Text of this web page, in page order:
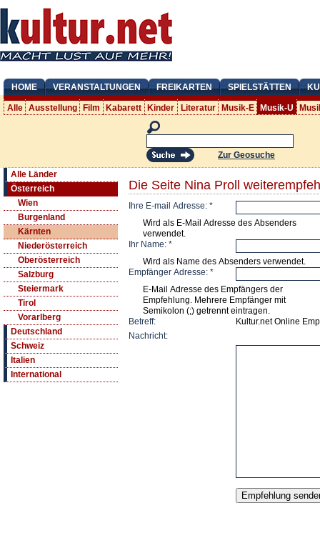
HOME VERANSTALTUNGEN FREIKARTEN SPIELSTÄTTEN
Alle Ausstellung Film Kabarett Kinder Literatur Musik-E Musik-U
Zur Geosuche
Alle Länder
Österreich
Wien
Burgenland
Kärnten
Niederösterreich
Oberösterreich
Salzburg
Steiermark
Tirol
Vorarlberg
Deutschland
Schweiz
Italien
International
Die Seite Nina Proll
Ihre E-mail Adresse: *
Wird als E-Mail Adresse des Absenders
verwendet.
Ihr Name: *
Wird als Name des Absenders verwendet.
Empfänger Adresse: *
E-Mail Adresse des Empfängers der
Empfehlung. Mehrere Empfänger mit
Semikolon (;) getrennt eintragen.
Betreff:
Kultur.net Online
Nachricht: